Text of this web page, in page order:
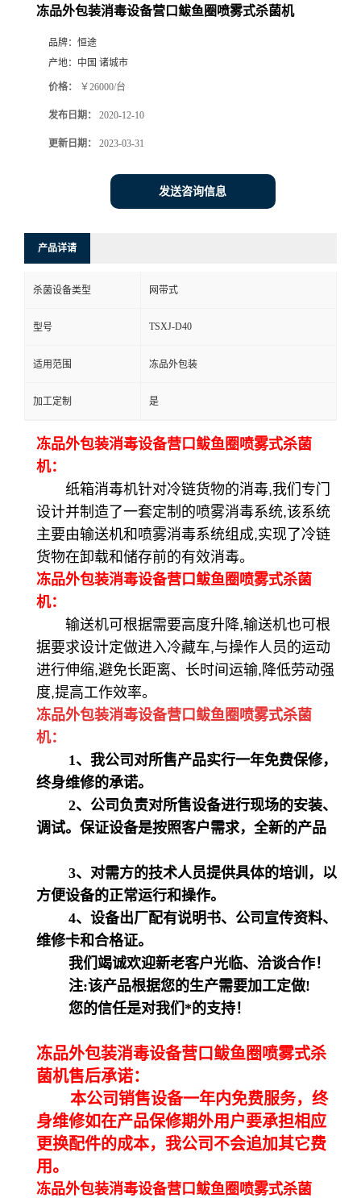
冻品外包装消毒设备营口鲅鱼圈喷雾式杀菌机
品牌： 恒途
产地： 中国 诸城市
价格： ￥26000/台
发布日期： 2020-12-10
更新日期： 2023-03-31
发送咨询信息
产品详请
杀菌设备类型 网带式
型号 TSXJ-D40
适用范围 冻品外包装
加工定制 是
冻品外包装消毒设备营口鲅鱼圈喷雾式杀菌
机：
纸箱消毒机针对冷链货物的消毒,我们专门
设计并制造了一套定制的喷雾消毒系统,该系统
主要由输送机和喷雾消毒系统组成,实现了冷链
货物在卸载和储存前的有效消毒。
冻品外包装消毒设备营口鲅鱼圈喷雾式杀菌
机：
输送机可根据需要高度升降,输送机也可根
据要求设计定做进入冷藏车,与操作人员的运动
进行伸缩,避免长距离、长时间运输,降低劳动强
度,提高工作效率。
冻品外包装消毒设备营口鲅鱼圈喷雾式杀菌
机：
1、我公司对所售产品实行一年免费保修，
终身维修的承诺。
2、公司负责对所售设备进行现场的安装、
调试。保证设备是按照客户需求，全新的产品
3、对需方的技术人员提供具体的培训，以
方便设备的正常运行和操作。
4、设备出厂配有说明书、公司宣传资料、
维修卡和合格证。
我们竭诚欢迎新老客户光临、洽谈合作！
注:该产品根据您的生产需要加工定做!
您的信任是对我们*的支持！
冻品外包装消毒设备营口鲅鱼圈喷雾式杀
菌机售后承诺：
本公司销售设备一年内免费服务，终
身维修如在产品保修期外用户要承担相应
更换配件的成本，我公司不会追加其它费
用。
冻品外包装消毒设备营口鲅鱼圈喷雾式杀菌